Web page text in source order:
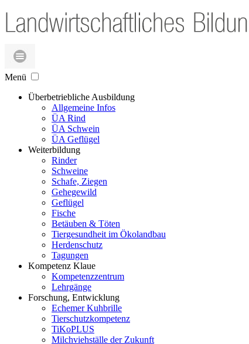
Menü
Überbetriebliche Ausbildung
Allgemeine Infos
ÜA Rind
ÜA Schwein
ÜA Geflügel
Weiterbildung
Rinder
Schweine
Schafe, Ziegen
Gehegewild
Geflügel
Fische
Betäuben & Töten
Tiergesundheit im Ökolandbau
Herdenschutz
Tagungen
Kompetenz Klaue
Kompetenzzentrum
Lehrgänge
Forschung, Entwicklung
Echemer Kuhbrille
Tierschutzkompetenz
TiKoPLUS
Milchviehställe der Zukunft